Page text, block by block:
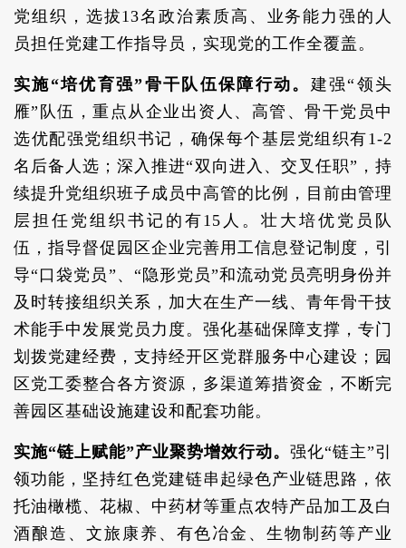
党组织，选拔13名政治素质高、业务能力强的人
员担任党建工作指导员，实现党的工作全覆盖。
实施“培优育强”骨干队伍保障行动。 建强“领头
雁”队伍，重点从企业出资人、高管、骨干党员中
选优配强党组织书记，确保每个基层党组织有1-2
名后备人选；深入推进“双向进入、交叉任职”，持
续提升党组织班子成员中高管的比例，目前由管理
层担任党组织书记的有15人。壮大培优党员队
伍，指导督促园区企业完善用工信息登记制度，引
导“口袋党员”、“隐形党员”和流动党员亮明身份并
及时转接组织关系，加大在生产一线、青年骨干技
术能手中发展党员力度。强化基础保障支撑，专门
划拨党建经费，支持经开区党群服务中心建设；园
区党工委整合各方资源，多渠道筹措资金，不断完
善园区基础设施建设和配套功能。
实施“链上赋能”产业聚势增效行动。 强化“链主”引
领功能，坚持红色党建链串起绿色产业链思路，依
托油橄榄、花椒、中药材等重点农特产品加工及白
酒酿造、文旅康养、有色冶金、生物制药等产业